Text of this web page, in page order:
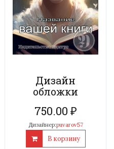
Дизайн
обложки
750.00 ₽
Дизайнер:puvarov57
В корзину